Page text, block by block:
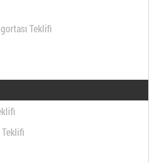
Teklifi
Teklifi